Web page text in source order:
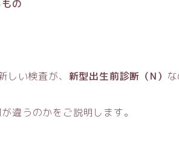
の
い検査が、 新型出生前診断（N）
違うのかをご説明します。